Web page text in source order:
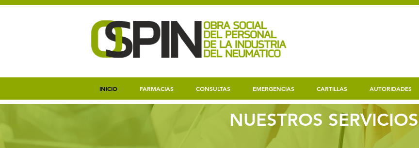
INICIO FARMACIAS CONSULTAS EMERGENCIAS CARTILLAS AUTORIDADES
NUESTROS SERVICIOS